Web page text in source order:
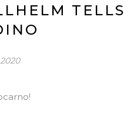
TELLS